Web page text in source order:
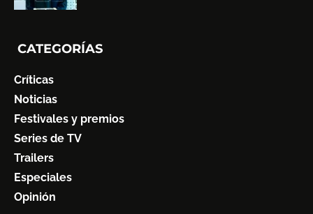
CATEGORÍAS
Críticas
Noticias
Festivales y premios
Series de TV
Trailers
Especiales
Opinión